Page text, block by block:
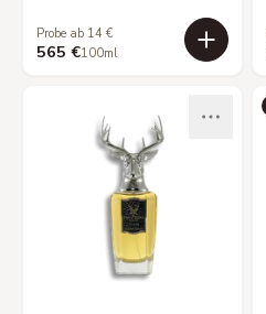
Probe ab 14 €
565 €100ml